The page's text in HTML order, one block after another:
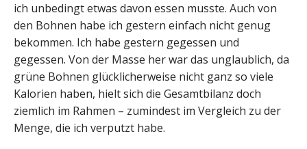
ich unbedingt etwas davon essen musste. Auch von
den Bohnen habe ich gestern einfach nicht genug
bekommen. Ich habe gestern gegessen und
gegessen. Von der Masse her war das unglaublich, da
grüne Bohnen glücklicherweise nicht ganz so viele
Kalorien haben, hielt sich die Gesamtbilanz doch
ziemlich im Rahmen – zumindest im Vergleich zu der
Menge, die ich verputzt habe.